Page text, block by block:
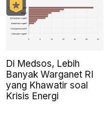
Di Medsos, Lebih
Banyak Warganet RI
yang Khawatir soal
Krisis Energi